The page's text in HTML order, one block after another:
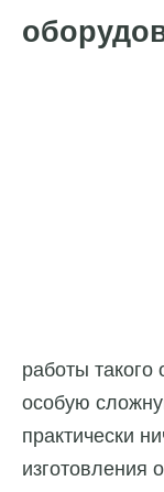
работы такого
особую
практически
изготовления